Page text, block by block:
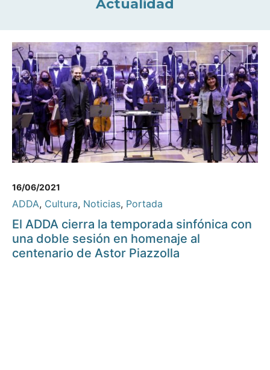
Actualidad
16/06/2021
ADDA, Cultura, Noticias, Portada
El ADDA cierra la temporada sinfónica con
una doble sesión en homenaje al
centenario de Astor Piazzolla